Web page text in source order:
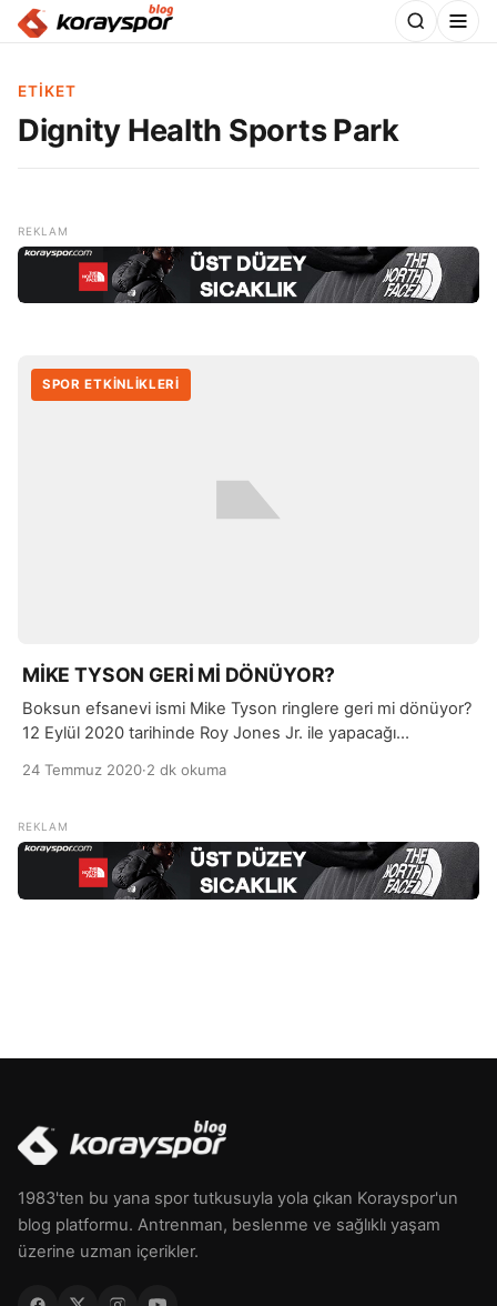
ETIKET
Dignity Health Sports Park
SPOR ETKİNLİKLERİ
MİKE TYSON GERİ Mİ DÖNÜYOR?
Boksun efsanevi ismi Mike Tyson ringlere geri mi dönüyor?
12 Eylül 2020 tarihinde Roy Jones Jr. ile yapacağı
24 Temmuz 2020·2 dk okuma
1983'ten bu yana spor tutkusuyla yola çıkan Korayspor'un
blog platformu. Antrenman, beslenme ve sağlıklı yaşam
üzerine uzman içerikler.